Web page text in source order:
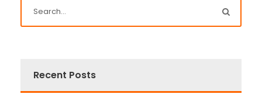
Recent Posts